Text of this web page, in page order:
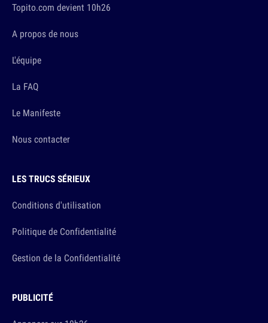
Topito.com devient 10h26
A propos de nous
L'équipe
La FAQ
Le Manifeste
Nous contacter
LES TRUCS SÉRIEUX
Conditions d'utilisation
Politique de Confidentialité
Gestion de la Confidentialité
PUBLICITÉ